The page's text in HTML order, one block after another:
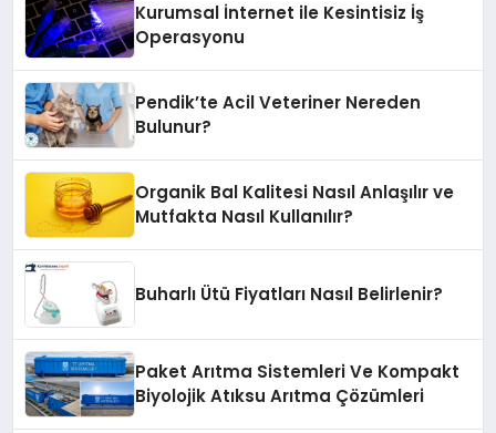
Kurumsal İnternet ile Kesintisiz İş
Operasyonu
Pendik’te Acil Veteriner Nereden
Bulunur?
Organik Bal Kalitesi Nasıl Anlaşılır ve
Mutfakta Nasıl Kullanılır?
Buharlı Ütü Fiyatları Nasıl Belirlenir?
Paket Arıtma Sistemleri Ve Kompakt
Biyolojik Atıksu Arıtma Çözümleri